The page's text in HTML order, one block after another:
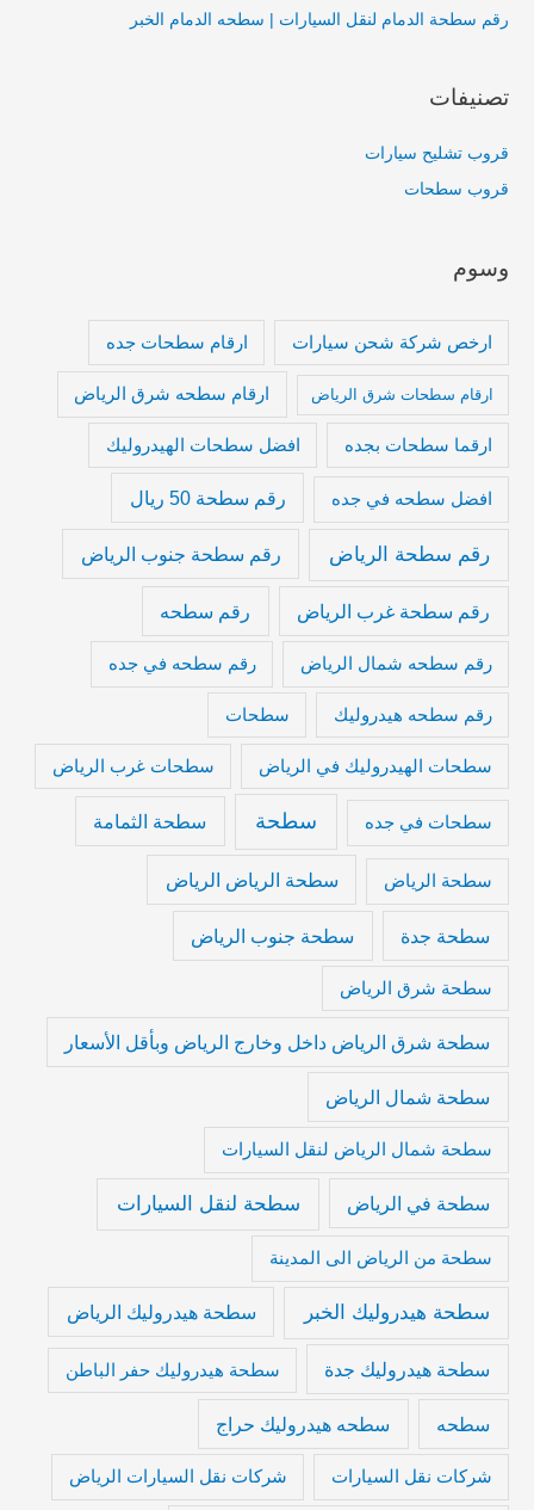
رقم سطحة الدمام لنقل السيارات | سطحه الدمام الخبر
تصنيفات
قروب تشليح سيارات
قروب سطحات
وسوم
ارخص شركة شحن سيارات ارقام سطحات جده
ارقام سطحات شرق الرياض ارقام سطحه شرق الرياض
ارقما سطحات بجده افضل سطحات الهيدروليك
افضل سطحه في جده رقم سطحة 50 ريال
رقم سطحة الرياض رقم سطحة جنوب الرياض
رقم سطحة غرب الرياض رقم سطحه
رقم سطحه شمال الرياض رقم سطحه في جده
رقم سطحه هيدروليك سطحات
سطحات الهيدروليك في الرياض سطحات غرب الرياض
سطحات في جده سطحة سطحة الثمامة
سطحة الرياض سطحة الرياض الرياض
سطحة جدة سطحة جنوب الرياض
سطحة شرق الرياض
سطحة شرق الرياض داخل وخارج الرياض وبأقل الأسعار
سطحة شمال الرياض
سطحة شمال الرياض لنقل السيارات
سطحة في الرياض سطحة لنقل السيارات
سطحة من الرياض الى المدينة
سطحة هيدروليك الخبر سطحة هيدروليك الرياض
سطحة هيدروليك جدة سطحة هيدروليك حفر الباطن
سطحه سطحه هيدروليك حراج
شركات نقل السيارات شركات نقل السيارات الرياض